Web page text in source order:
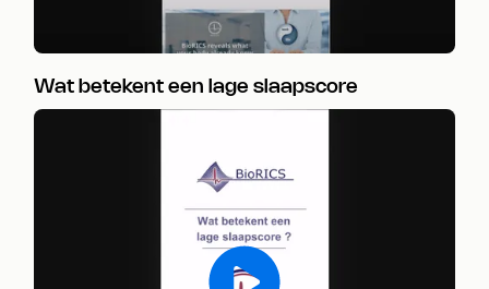
Wat betekent een lage slaapscore